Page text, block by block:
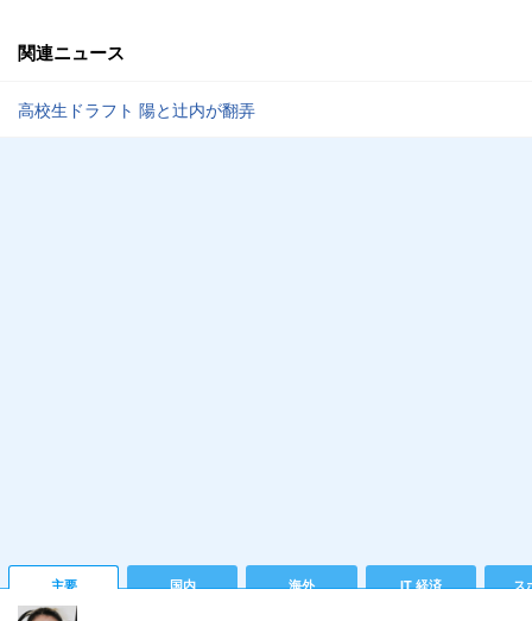
関連ニュース
高校生ドラフト 陽と辻内が翻弄
主要 国内 海外 IT 経済 ス